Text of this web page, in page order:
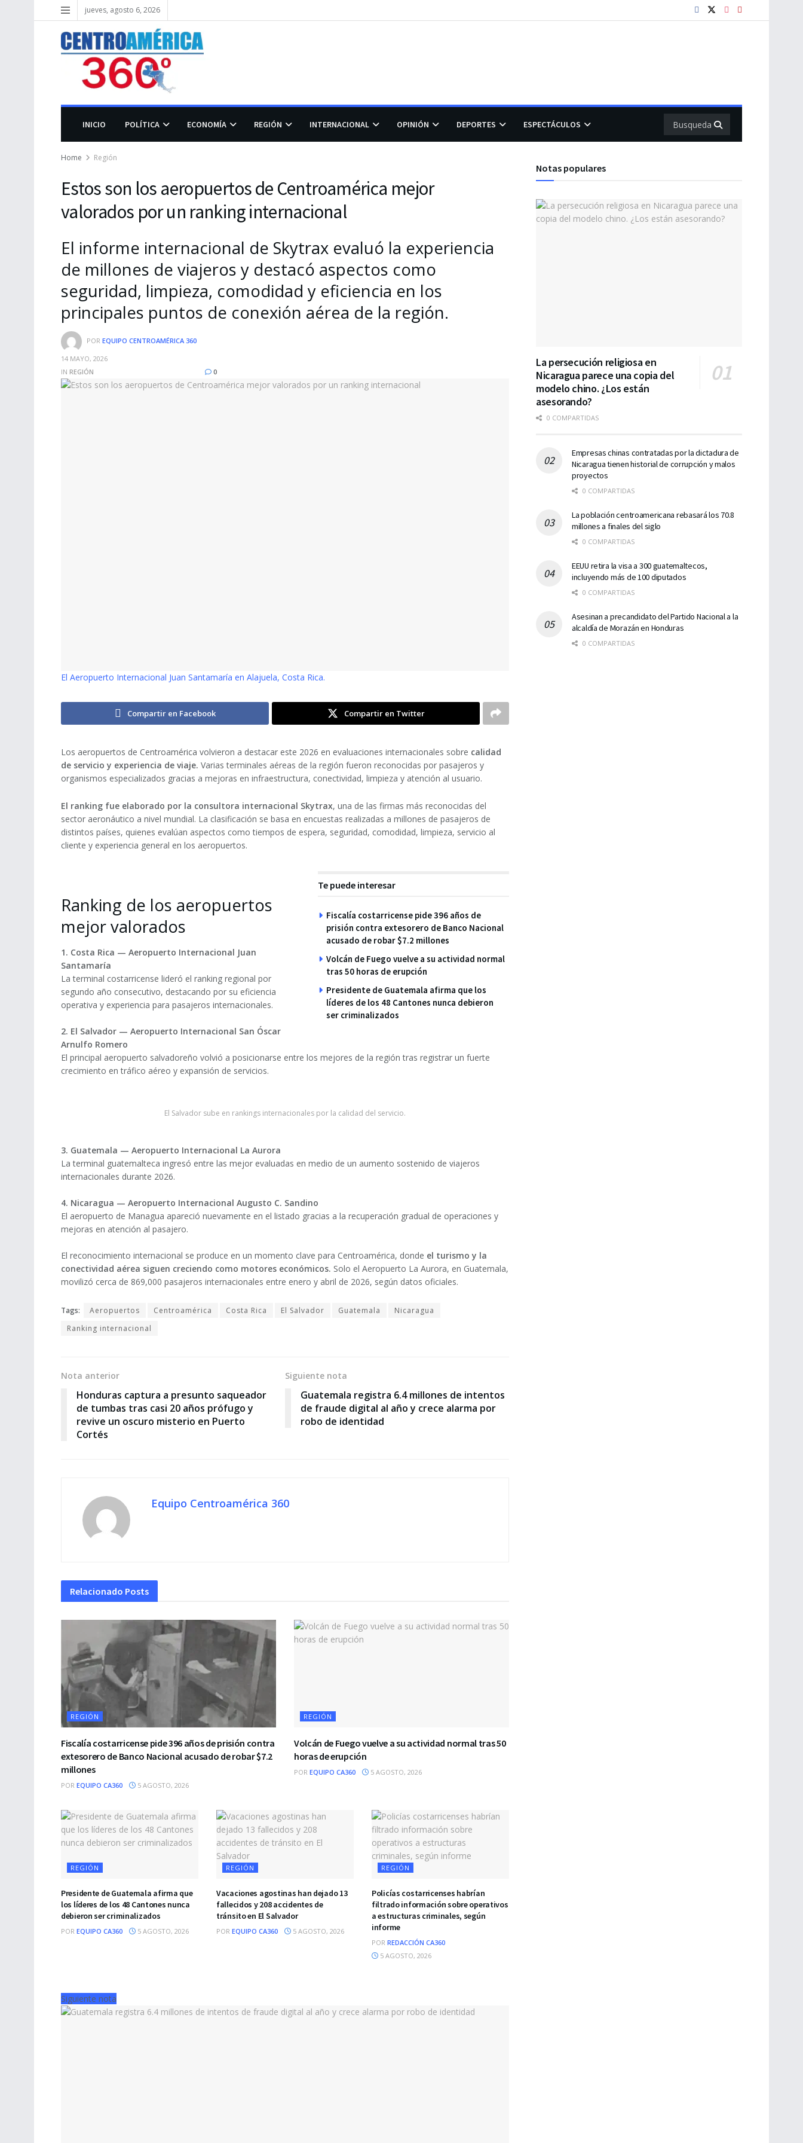
jueves, agosto 6, 2026
INICIO POLÍTICA ECONOMÍA REGIÓN INTERNACIONAL OPINIÓN DEPORTES ESPECTÁCULOS
Home Región
Estos son los aeropuertos de Centroamérica mejor
valorados por un ranking internacional
El informe internacional de Skytrax evaluó la experiencia
de millones de viajeros y destacó aspectos como
seguridad, limpieza, comodidad y eficiencia en los
principales puntos de conexión aérea de la región.
POR EQUIPO CENTROAMÉRICA 360
14 MAYO, 2026
IN REGIÓN 0
El Aeropuerto Internacional Juan Santamaría en Alajuela, Costa Rica.
Compartir en Facebook Compartir en Twitter
Los aeropuertos de Centroamérica volvieron a destacar este 2026 en evaluaciones internacionales sobre calidad
de servicio y experiencia de viaje. Varias terminales aéreas de la región fueron reconocidas por pasajeros y
organismos especializados gracias a mejoras en infraestructura, conectividad, limpieza y atención al usuario.
El ranking fue elaborado por la consultora internacional Skytrax, una de las firmas más reconocidas del
sector aeronáutico a nivel mundial. La clasificación se basa en encuestas realizadas a millones de pasajeros de
distintos países, quienes evalúan aspectos como tiempos de espera, seguridad, comodidad, limpieza, servicio al
cliente y experiencia general en los aeropuertos.
Te puede interesar
Fiscalía costarricense pide 396 años de
prisión contra extesorero de Banco Nacional
acusado de robar $7.2 millones
Volcán de Fuego vuelve a su actividad normal
tras 50 horas de erupción
Presidente de Guatemala afirma que los
líderes de los 48 Cantones nunca debieron
ser criminalizados
Ranking de los aeropuertos
mejor valorados
1. Costa Rica — Aeropuerto Internacional Juan
Santamaría
La terminal costarricense lideró el ranking regional por
segundo año consecutivo, destacando por su eficiencia
operativa y experiencia para pasajeros internacionales.
2. El Salvador — Aeropuerto Internacional San Óscar
Arnulfo Romero
El principal aeropuerto salvadoreño volvió a posicionarse entre los mejores de la región tras registrar un fuerte
crecimiento en tráfico aéreo y expansión de servicios.
El Salvador sube en rankings internacionales por la calidad del servicio.
3. Guatemala — Aeropuerto Internacional La Aurora
La terminal guatemalteca ingresó entre las mejor evaluadas en medio de un aumento sostenido de viajeros
internacionales durante 2026.
4. Nicaragua — Aeropuerto Internacional Augusto C. Sandino
El aeropuerto de Managua apareció nuevamente en el listado gracias a la recuperación gradual de operaciones y
mejoras en atención al pasajero.
El reconocimiento internacional se produce en un momento clave para Centroamérica, donde el turismo y la
conectividad aérea siguen creciendo como motores económicos. Solo el Aeropuerto La Aurora, en Guatemala,
movilizó cerca de 869,000 pasajeros internacionales entre enero y abril de 2026, según datos oficiales.
Tags: Aeropuertos Centroamérica Costa Rica El Salvador Guatemala
Nicaragua
Ranking internacional
Nota anterior
Honduras captura a presunto saqueador
de tumbas tras casi 20 años prófugo y
revive un oscuro misterio en Puerto
Cortés
Siguiente nota
Guatemala registra 6.4 millones de intentos
de fraude digital al año y crece alarma por
robo de identidad
Equipo Centroamérica 360
Relacionado Posts
REGIÓN
Fiscalía costarricense pide 396 años de prisión contra
extesorero de Banco Nacional acusado de robar $7.2
millones
POR EQUIPO CA360 5 AGOSTO, 2026
REGIÓN
Volcán de Fuego vuelve a su actividad normal tras 50
horas de erupción
POR EQUIPO CA360 5 AGOSTO, 2026
REGIÓN
Presidente de Guatemala afirma que
los líderes de los 48 Cantones nunca
debieron ser criminalizados
POR EQUIPO CA360 5 AGOSTO, 2026
REGIÓN
Vacaciones agostinas han dejado 13
fallecidos y 208 accidentes de
tránsito en El Salvador
POR EQUIPO CA360 5 AGOSTO, 2026
REGIÓN
Policías costarricenses habrían
filtrado información sobre operativos
a estructuras criminales, según
informe
POR REDACCIÓN CA360
5 AGOSTO, 2026
Siguiente nota
Notas populares
La persecución religiosa en
Nicaragua parece una copia del
modelo chino. ¿Los están
asesorando?
0 COMPARTIDAS
Empresas chinas contratadas por la dictadura de
Nicaragua tienen historial de corrupción y malos
proyectos
0 COMPARTIDAS
La población centroamericana rebasará los 70.8
millones a finales del siglo
0 COMPARTIDAS
EEUU retira la visa a 300 guatemaltecos,
incluyendo más de 100 diputados
0 COMPARTIDAS
Asesinan a precandidato del Partido Nacional a la
alcaldía de Morazán en Honduras
0 COMPARTIDAS